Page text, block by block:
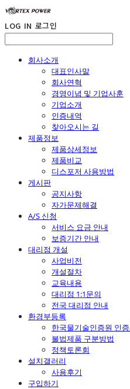
LOG IN 로그인
회사소개
대표인사말
회사연혁
경영이념 및 기업사훈
기업소개
인증내역
찾아오시는 길
제품정보
제품상세정보
제품비교
디스포저 사용방법
게시판
공지사항
자가문제해결
A/S 신청
서비스 요금 안내
보증기간 안내
대리점 개설
사업비전
개설절차
교육내용
대리점 1:1문의
전국 대리점 안내
환경부등록
한국물기술인증원 인
불법제품 구분방법
정책토론회
설치갤러리
사용후기
구입하기